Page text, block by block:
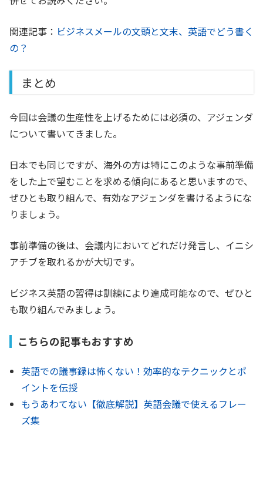
関連記事： ビジネスメールの文頭と文末、英語でどう書く
の？
まとめ
今回は会議の生産性を上げるためには必須の、アジェンダ
について書いてきました。
日本でも同じですが、海外の方は特にこのような事前準備
をした上で望むことを求める傾向にあると思いますので、
ぜひとも取り組んで、有効なアジェンダを書けるようにな
りましょう。
事前準備の後は、会議内においてどれだけ発言し、イニシ
アチブを取れるかが大切です。
ビジネス英語の習得は訓練により達成可能なので、ぜひと
も取り組んでみましょう。
こちらの記事もおすすめ
英語での議事録は怖くない！効率的なテクニックとポ
イントを伝授
もうあわてない【徹底解説】英語会議で使えるフレー
ズ集